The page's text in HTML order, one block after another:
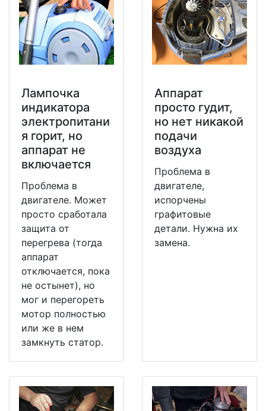
Лампочка
индикатора
электропитани
я горит, но
аппарат не
включается
Проблема в
двигателе. Может
просто сработала
защита от
перегрева (тогда
аппарат
отключается, пока
не остынет), но
мог и перегореть
мотор полностью
или же в нем
замкнуть статор.
Аппарат
просто гудит,
но нет никакой
подачи
воздуха
Проблема в
двигателе,
испорчены
графитовые
детали. Нужна их
замена.